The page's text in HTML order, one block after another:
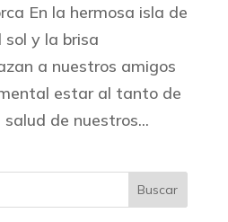
En la hermosa isla de
sol y la brisa
a nuestros amigos
estar al tanto de
de nuestros...
Buscar